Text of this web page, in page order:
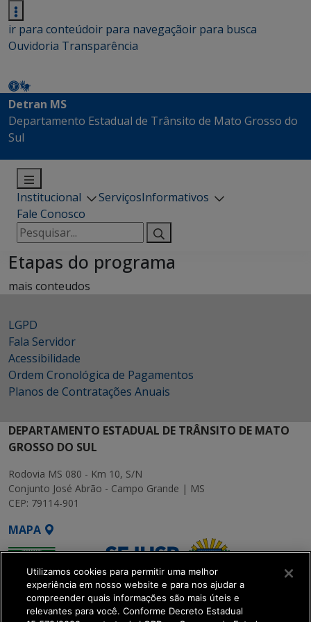
ir para conteúdoir para navegaçãoir para busca
Ouvidoria Transparência
Detran MS
Departamento Estadual de Trânsito de Mato Grosso do
Sul
Institucional ServiçosInformativos
Fale Conosco
Pesquisar
por:
Etapas do programa
mais conteudos
LGPD
Fala Servidor
Acessibilidade
Ordem Cronológica de Pagamentos
Planos de Contratações Anuais
DEPARTAMENTO ESTADUAL DE TRÂNSITO DE MATO
GROSSO DO SUL
Rodovia MS 080 - Km 10, S/N
Conjunto José Abrão - Campo Grande | MS
CEP: 79114-901
MAPA
Utilizamos cookies para permitir uma melhor
experiência em nosso website e para nos ajudar a
compreender quais informações são mais úteis e
relevantes para você. Conforme Decreto Estadual